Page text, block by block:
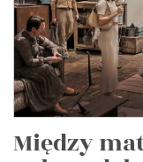
Między